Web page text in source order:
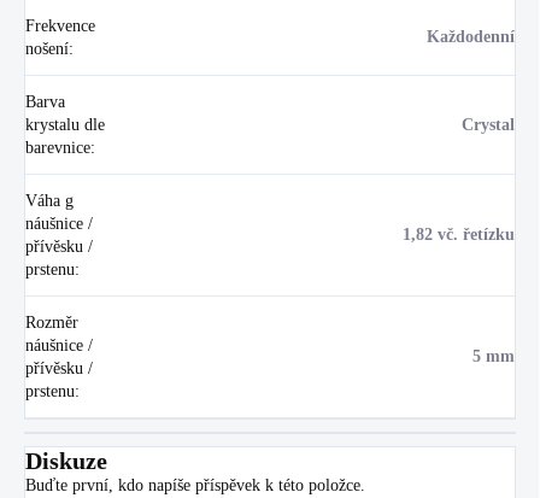
Frekvence
nošení:
Každodenní
Barva
krystalu dle
barevnice:
Crystal
Váha g
náušnice /
přívěsku /
prstenu:
1,82 vč. řetízku
Rozměr
náušnice /
přívěsku /
prstenu:
5 mm
Diskuze
Buďte první, kdo napíše příspěvek k této položce.